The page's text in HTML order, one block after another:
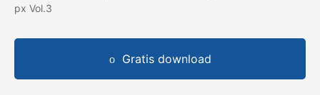
px Vol.3
Gratis download